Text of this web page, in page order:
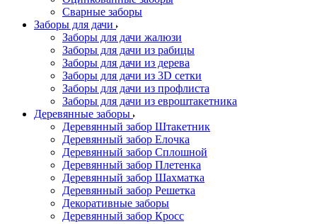
Сварные заборы
Заборы для дачи
Заборы для дачи жалюзи
Заборы для дачи из рабицы
Заборы для дачи из дерева
Заборы для дачи из 3D сетки
Заборы для дачи из профлиста
Заборы для дачи из евроштакетника
Деревянные заборы
Деревянный забор Штакетник
Деревянный забор Елочка
Деревянный забор Сплошной
Деревянный забор Плетенка
Деревянный забор Шахматка
Деревянный забор Решетка
Декоративные заборы
Деревянный забор Кросс